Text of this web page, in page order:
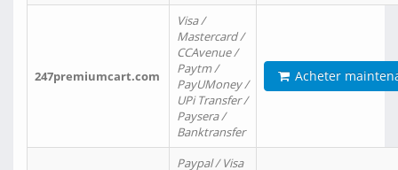
247premiumcart.com
Visa /
Mastercard /
CCAvenue /
Paytm /
PayUMoney /
UPi Transfer /
Paysera /
Banktransfer
Acheter
Paypal / Visa